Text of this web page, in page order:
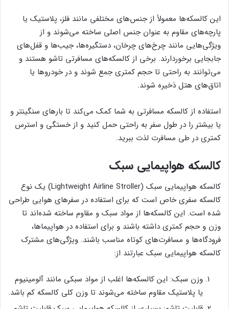
این کالسکه‌ها معمولاً از جنس‌های مختلفی مانند فلز، پلاستیک یا
پارچه‌های مقاوم به عنوان جنس اصلی ساخته می‌شوند و از
ویژگی‌هایی مانند چرخ‌های چرخان، دستگیره‌ها، جیب‌ها و قفل‌های
جابجایی برخوردارند. برخی از کالسکه‌های مسافرتی تاشو هستند و
می‌توانند به راحتی تا حجم کمتری جمع شوند و در خودروها یا
اتاق‌های هتل ذخیره شوند.
استفاده از کالسکه مسافرتی به شما کمک می‌کند تا بارهای سنگینتر و
یا بیشتر را در طول سفر به راحتی حمل کنید و از خستگی و استرس
کمتری در طی مسافرت لذت ببرید.
کالسکه هواپیمایی سبک
کالسکه هواپیمایی سبک (Lightweight Airline Stroller) یک نوع
کالسکه سفری خاص است که برای استفاده در سفرهای هوایی طراحی
شده است. این کالسکه‌ها از مواد سبک و مقاوم ساخته شده‌اند تا
وزن و حجم کمتری داشته باشند و برای استفاده در هواپیماها،
فرودگاه‌ها و مسافرت‌های کوتاه مناسب باشند. ویژگی‌های مشترک
کالسکه هواپیمایی سبک عبارتند از:
وزن سبک: این کالسکه‌ها اغلب از مواد سبکی مانند آلومینیوم
یا پلاستیک مقاوم ساخته می‌شوند تا وزن کلی کالسکه کم باشد.